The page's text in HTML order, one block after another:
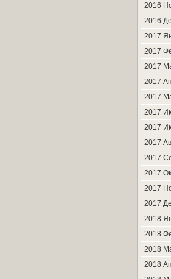
2016
2016
2017
2017
2017
2017
2017
2017
2017
2017
2017
2017
2017
2017
2018
2018
2018
2018